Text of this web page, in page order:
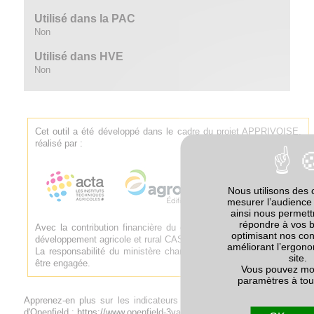
Utilisé dans la PAC
Non
Utilisé dans HVE
Non
Cet outil a été développé dans le cadre du projet APPRIVOISE,
réalisé par :
Avec la contribution financière du compte d'affectation spéciale
développement agricole et rural CASDAR.
La responsabilité du ministère chargé de l'agriculture ne saurait
être engagée.
Apprenez-en plus sur les indicateurs de biodiversité sur le site
Nous utilisons des
mesurer
ainsi nous
répondre à vos
optimisant nos
améliorant
site.
Vous pouvez
paramètres à